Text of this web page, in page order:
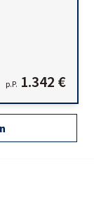
p.P. 1.342 €